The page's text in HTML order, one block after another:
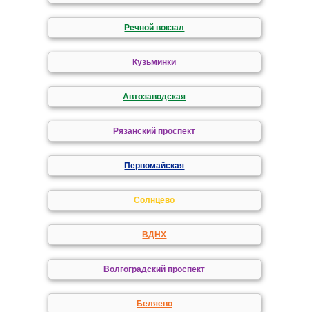
Речной вокзал
Кузьминки
Автозаводская
Рязанский проспект
Первомайская
Солнцево
ВДНХ
Волгоградский проспект
Беляево